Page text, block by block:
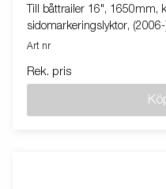
Till båttrailer 16", 1650mm,
sidomarkeringslyktor, (2006-
Art nr
Rek. pris